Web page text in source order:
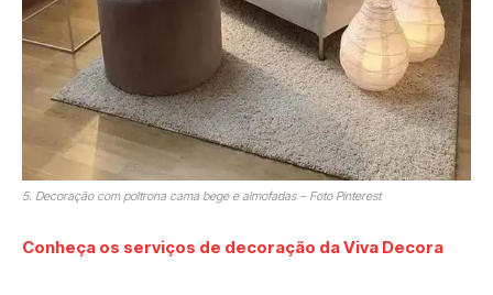
5. Decoração com poltrona cama bege e almofadas – Foto Pinterest
Conheça os serviços de decoração da Viva Decora